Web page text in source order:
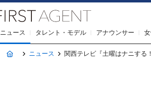
ニュース タレント・モデル アナウンサー
ホームニュース 関西テレビ『土曜はナニする